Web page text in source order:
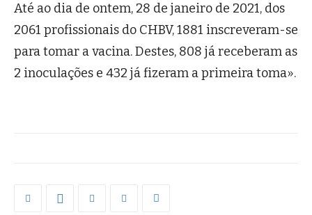
Até ao dia de ontem, 28 de janeiro de 2021, dos
2061 profissionais do CHBV, 1881 inscreveram-se
para tomar a vacina. Destes, 808 já receberam as
2 inoculações e 432 já fizeram a primeira toma».